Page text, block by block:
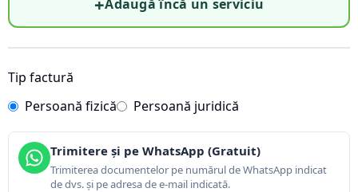
Adaugă încă un serviciu
Tip factură
Persoană fizică
Persoană juridică
Trimitere și pe WhatsApp (Gratuit)
Trimiterea documentelor pe numărul de WhatsApp indicat
de dvs. și pe adresa de e-mail indicată.